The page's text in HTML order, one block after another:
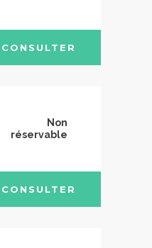
CONSULTER
Non
réservable
CONSULTER